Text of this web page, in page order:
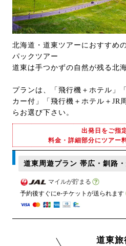
北海道・道東ツアーにおすすめ
パックツアー
道東は手つかずの自然が残る北
プランは、「飛行機＋ホテル」
カー付」「飛行機＋ホテル＋JR
らお選び下さい。
出発日をご指
料金・詳細部分にツアー
道東周遊プラン 帯広・釧路
マイルが貯まる
予約後すぐにe-チケットが送られます
道東旅